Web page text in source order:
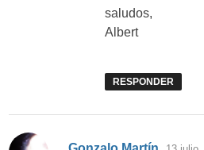
saludos,
Albert
RESPONDER
dice: